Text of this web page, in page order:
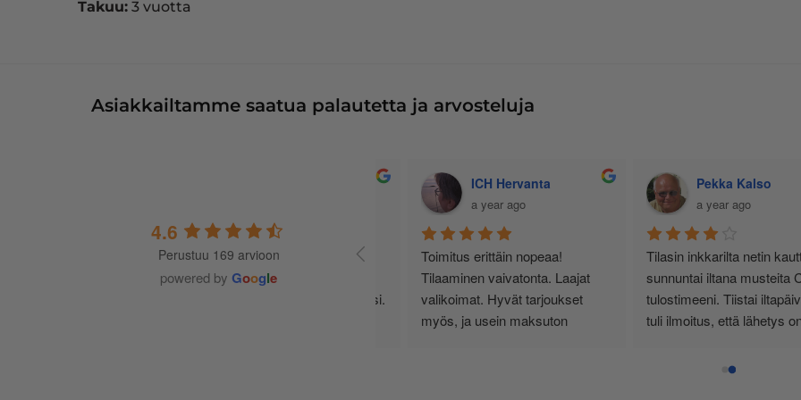
Takuu: 3 vuotta
Asiakkailtamme saatua palautetta ja arvosteluja
4.6
Perustuu 169 arvioon
powered by Google
Jussi Käteinen
11 months ago
Asiallisen tuntuinen kauppa, ei
turhia härpäkkeitä, vaan sitä
mitä nimi lupaa! Täältä haen
jatkossa. Ps. Hinnat kohillaan.
Senja Bunda
a year ago
Minulla yksityishenkilönä
tulostimen käyttö on vähäistä.
Yksi kasetti riittää noin
Vähän kauhulla ajattelen
edelleen oikean ja tulostimeeni